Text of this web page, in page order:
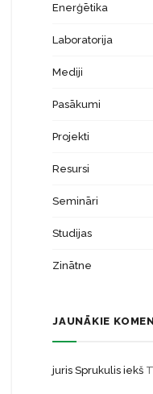
Enerģētika
Laboratorija
Mediji
Pasākumi
Projekti
Resursi
Semināri
Studijas
Zinātne
JAUNĀKIE
juris Sprukulis iekš